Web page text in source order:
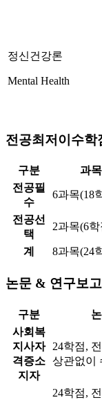
정신건강론
Mental Health
전공최저이수학
구분 과
전공필
수
6과목(18
전공선
택
2과목(6
계 8과목(24
논문 & 연구보
구분
사회복
지사자
격증소
지자
24학점,
상관없이
24학점,